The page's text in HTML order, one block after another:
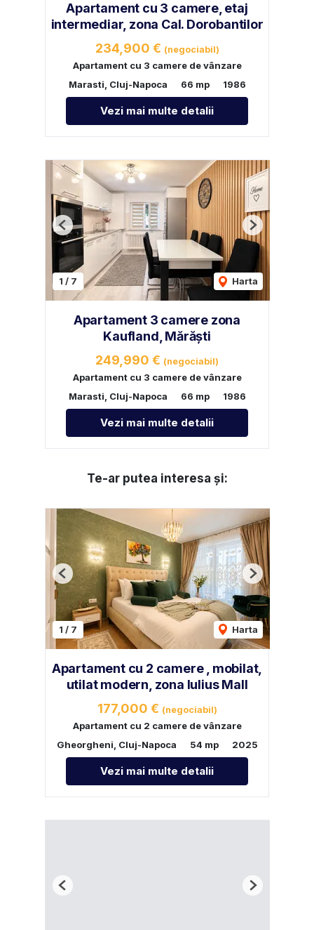
Apartament cu 3 camere, etaj
intermediar, zona Cal. Dorobantilor
234,900 € (negociabil)
Apartament cu 3 camere de vânzare
Marasti, Cluj-Napoca
66 mp 1986
Vezi mai multe detalii
1 / 7 Harta
Previous Next
Apartament 3 camere zona
Kaufland, Mărăști
249,990 € (negociabil)
Apartament cu 3 camere de vânzare
Marasti, Cluj-Napoca
66 mp 1986
Vezi mai multe detalii
Te-ar putea interesa și:
1 / 7 Harta
Previous Next
Apartament cu 2 camere , mobilat,
utilat modern, zona Iulius Mall
177,000 € (negociabil)
Apartament cu 2 camere de vânzare
Gheorgheni, Cluj-Napoca
54 mp 2025
Vezi mai multe detalii
Previous Next